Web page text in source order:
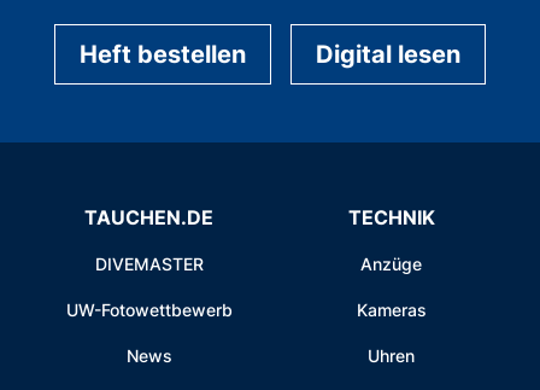
Heft bestellen Digital lesen
TAUCHEN.DE
DIVEMASTER
UW-Fotowettbewerb
News
TECHNIK
Anzüge
Kameras
Uhren